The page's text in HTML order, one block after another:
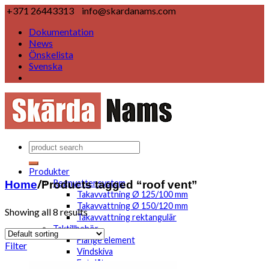
+371 26443313
info@skardanams.com
Dokumentation
News
Önskelista
Svenska
Produkter
Regnvattensystem
Takavvattning Ø 125/100 mm
Takavvattning Ø 150/120 mm
Takavvattning rektangulär
Taktillbehör
Flange element
Vindskiva
Fotplåt
Home/Products tagged “roof vent”
Showing all 8 results
Filter